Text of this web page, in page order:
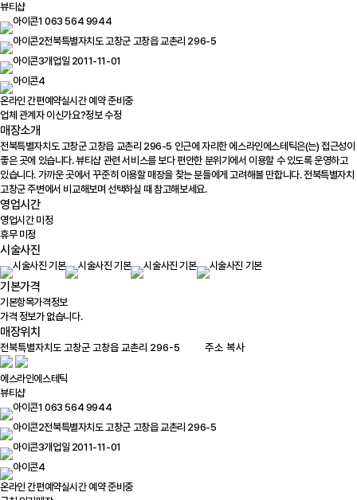
뷰티샵
063 564 9944
전북특별자치도 고창군 고창읍 교촌리 296-5
개업일 2011-11-01
온라인 간편예약실시간 예약 준비중
업체 관계자 이신가요?정보 수정
매장소개
전북특별자치도 고창군 고창읍 교촌리 296-5 인근에 자리한 에스라인에스테틱은(는) 접근성이
좋은 곳에 있습니다. 뷰티샵 관련 서비스를 보다 편안한 분위기에서 이용할 수 있도록 운영하고
있습니다. 가까운 곳에서 꾸준히 이용할 매장을 찾는 분들에게 고려해볼 만합니다. 전북특별자치
고창군 주변에서 비교해보며 선택하실 때 참고해보세요.
영업시간
영업시간 미정
휴무 미정
시술사진
기본가격
기본항목가격정보
가격 정보가 없습니다.
매장위치
주소 복사
에스라인에스테틱
뷰티샵
063 564 9944
전북특별자치도 고창군 고창읍 교촌리 296-5
개업일 2011-11-01
온라인 간편예약실시간 예약 준비중